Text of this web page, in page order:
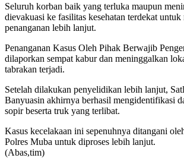
Seluruh korban baik yang terluka maupun
dievakuasi ke fasilitas kesehatan terdekat untuk
penanganan lebih lanjut.
Penanganan Kasus Oleh Pihak Berwajib
dilaporkan sempat kabur dan meninggalkan
tabrakan terjadi.
Setelah dilakukan penyelidikan lebih lanjut,
Banyuasin akhirnya berhasil mengidentifikasi
sopir beserta truk yang terlibat.
Kasus kecelakaan ini sepenuhnya ditangani
Polres Muba untuk diproses lebih lanjut.
(Abas,tim)